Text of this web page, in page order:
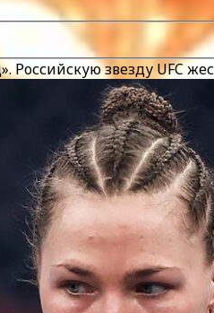
Российскую звезду UFC